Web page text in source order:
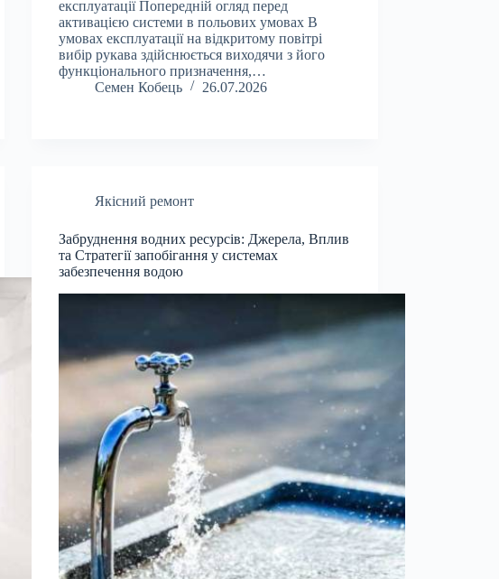
експлуатації Попередній огляд перед
активацією системи в польових умовах В
умовах експлуатації на відкритому повітрі
вибір рукава здійснюється виходячи з його
функціонального призначення,…
Семен Кобець
26.07.2026
Якісний ремонт
Забруднення водних ресурсів: Джерела, Вплив
та Стратегії запобігання у системах
забезпечення водою